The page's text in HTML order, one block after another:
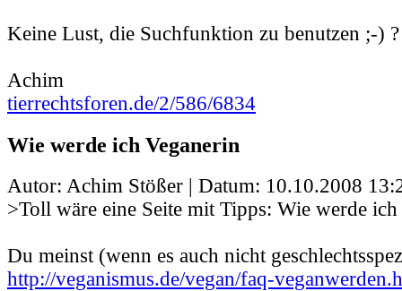
Keine Lust, die Suchfunktion zu benutzen ;-) ?
Achim
tierrechtsforen.de/2/586/6834
Wie werde ich Veganerin
Autor: Achim Stößer | Datum: 10.10.2008
>Toll wäre eine Seite mit Tipps: Wie werde
Du meinst (wenn es auch nicht
http://veganismus.de/vegan/faq-